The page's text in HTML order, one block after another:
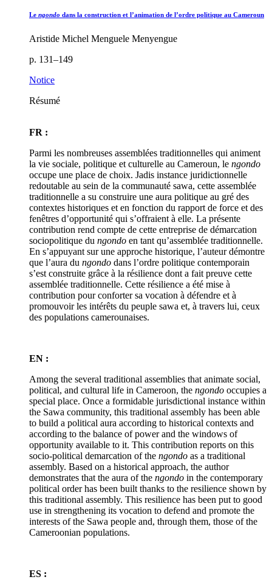
Le ngondo dans la construction et l’animation de l’ordre politique au Cameroun
Aristide Michel Menguele Menyengue
p. 131–149
Notice
Résumé
FR :
Parmi les nombreuses assemblées traditionnelles qui animent
la vie sociale, politique et culturelle au Cameroun, le ngondo
occupe une place de choix. Jadis instance juridictionnelle
redoutable au sein de la communauté sawa, cette assemblée
traditionnelle a su construire une aura politique au gré des
contextes historiques et en fonction du rapport de force et des
fenêtres d’opportunité qui s’offraient à elle. La présente
contribution rend compte de cette entreprise de démarcation
sociopolitique du ngondo en tant qu’assemblée traditionnelle.
En s’appuyant sur une approche historique, l’auteur démontre
que l’aura du ngondo dans l’ordre politique contemporain
s’est construite grâce à la résilience dont a fait preuve cette
assemblée traditionnelle. Cette résilience a été mise à
contribution pour conforter sa vocation à défendre et à
promouvoir les intérêts du peuple sawa et, à travers lui, ceux
des populations camerounaises.
EN :
Among the several traditional assemblies that animate social,
political, and cultural life in Cameroon, the ngondo occupies a
special place. Once a formidable jurisdictional instance within
the Sawa community, this traditional assembly has been able
to build a political aura according to historical contexts and
according to the balance of power and the windows of
opportunity available to it. This contribution reports on this
socio-political demarcation of the ngondo as a traditional
assembly. Based on a historical approach, the author
demonstrates that the aura of the ngondo in the contemporary
political order has been built thanks to the resilience shown by
this traditional assembly. This resilience has been put to good
use in strengthening its vocation to defend and promote the
interests of the Sawa people and, through them, those of the
Cameroonian populations.
ES :